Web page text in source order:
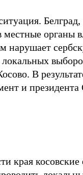
Белград,
местные органы
нарушает
В
и
края